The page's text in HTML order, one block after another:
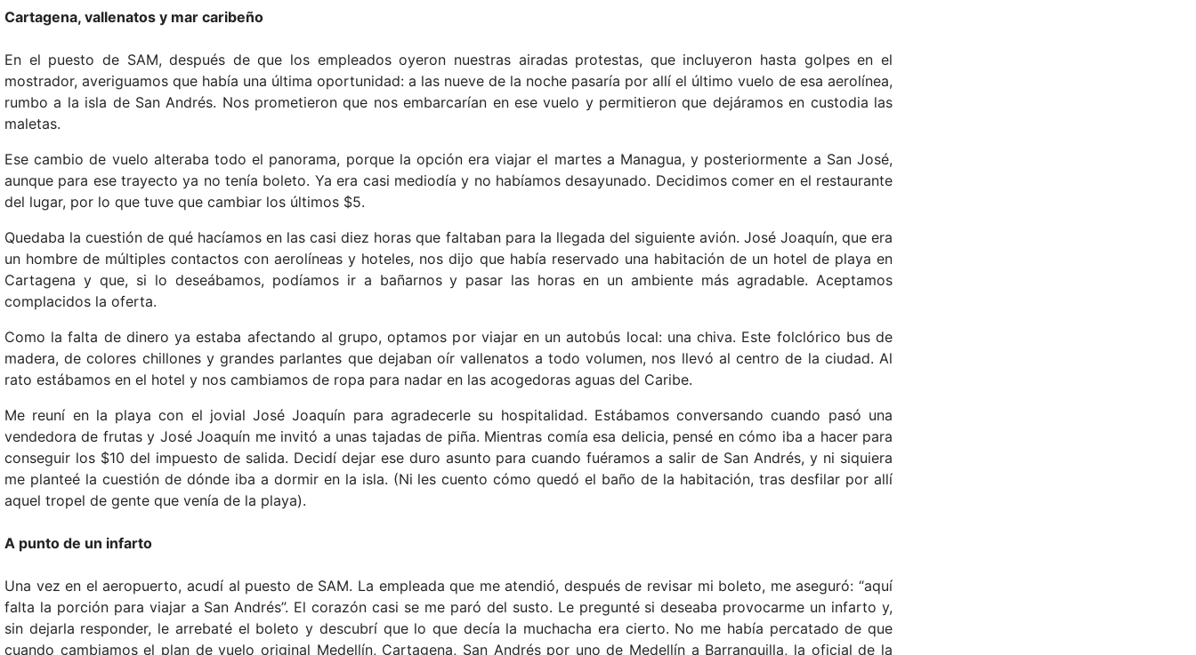
Cartagena, vallenatos y mar caribeño
En el puesto de SAM, después de que los empleados oyeron nuestras airadas protestas, que incluyeron hasta golpes en el
mostrador, averiguamos que había una última oportunidad: a las nueve de la noche pasaría por allí el último vuelo de esa aerolínea,
rumbo a la isla de San Andrés. Nos prometieron que nos embarcarían en ese vuelo y permitieron que dejáramos en custodia las
maletas.
Ese cambio de vuelo alteraba todo el panorama, porque la opción era viajar el martes a Managua, y posteriormente a San José,
aunque para ese trayecto ya no tenía boleto. Ya era casi mediodía y no habíamos desayunado. Decidimos comer en el restaurante
del lugar, por lo que tuve que cambiar los últimos $5.
Quedaba la cuestión de qué hacíamos en las casi diez horas que faltaban para la llegada del siguiente avión. José Joaquín, que era
un hombre de múltiples contactos con aerolíneas y hoteles, nos dijo que había reservado una habitación de un hotel de playa en
Cartagena y que, si lo deseábamos, podíamos ir a bañarnos y pasar las horas en un ambiente más agradable. Aceptamos
complacidos la oferta.
Como la falta de dinero ya estaba afectando al grupo, optamos por viajar en un autobús local: una chiva. Este folclórico bus de
madera, de colores chillones y grandes parlantes que dejaban oír vallenatos a todo volumen, nos llevó al centro de la ciudad. Al
rato estábamos en el hotel y nos cambiamos de ropa para nadar en las acogedoras aguas del Caribe.
Me reuní en la playa con el jovial José Joaquín para agradecerle su hospitalidad. Estábamos conversando cuando pasó una
vendedora de frutas y José Joaquín me invitó a unas tajadas de piña. Mientras comía esa delicia, pensé en cómo iba a hacer para
conseguir los $10 del impuesto de salida. Decidí dejar ese duro asunto para cuando fuéramos a salir de San Andrés, y ni siquiera
me planteé la cuestión de dónde iba a dormir en la isla. (Ni les cuento cómo quedó el baño de la habitación, tras desfilar por allí
aquel tropel de gente que venía de la playa).
A punto de un infarto
Una vez en el aeropuerto, acudí al puesto de SAM. La empleada que me atendió, después de revisar mi boleto, me aseguró: “aquí
falta la porción para viajar a San Andrés”. El corazón casi se me paró del susto. Le pregunté si deseaba provocarme un infarto y,
sin dejarla responder, le arrebaté el boleto y descubrí que lo que decía la muchacha era cierto. No me había percatado de que
cuando cambiamos el plan de vuelo original Medellín, Cartagena, San Andrés por uno de Medellín a Barranquilla, la oficial de la